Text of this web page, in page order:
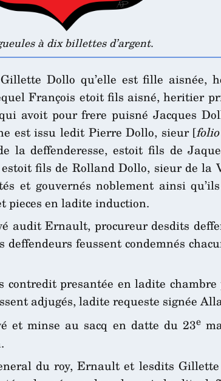
à dix billettes d’argent.
Dollo qu’elle est fille aisnée,
François etoit fils aisné, heritier
avoit pour frere puisné Jacques
est issu ledit Pierre Dollo, sieur [
la deffenderesse, estoit fils de
fils de Rolland Dollo, sieur de
et gouvernés noblement ainsi
pieces en ladite induction.
audit Ernault, procureur desdits
feussent condemnés
contredit presantée en ladite
adjugés, ladite requeste signée
et minse au sacq en datte du 23e
du roy, Ernault et lesdits